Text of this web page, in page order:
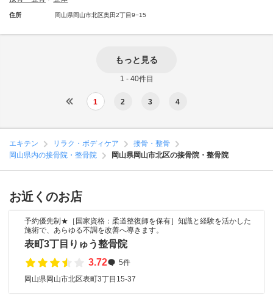
住所 岡山県岡山市北区奥田2丁目9−15
もっと見る
1 - 40件目
1 2 3 4
エキテン リラク・ボディケア
接骨・整骨
岡山県内の接骨院・整骨院
岡山県岡山市北区の接骨院・整骨院
お近くのお店
予約優先制★［国家資格：柔道整復師を保有］知識と経験を活かした
施術で、あらゆる不調を改善へ導きます。
表町3丁目りゅう整骨院
3.72
5件
岡山県岡山市北区表町3丁目15-37